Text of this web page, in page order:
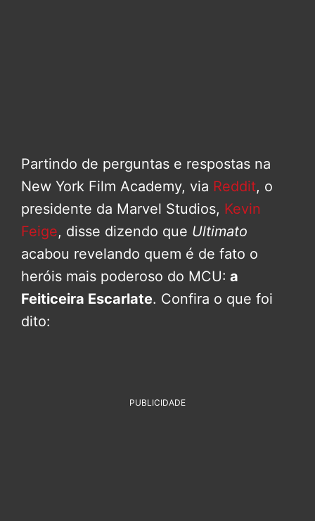
Partindo de perguntas e respostas na
New York Film Academy, via Reddit, o
presidente da Marvel Studios, Kevin
Feige, disse dizendo que Ultimato
acabou revelando quem é de fato o
heróis mais poderoso do MCU: a
Feiticeira Escarlate. Confira o que foi
dito:
PUBLICIDADE